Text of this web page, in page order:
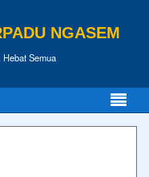
NGASEM
Semua